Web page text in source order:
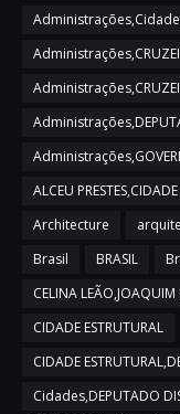
ALCEU
Architecture
Brasil
BRASIL
CELINA LEÃO,JOAQUIM
CIDADE ESTRUTURAL
CIDADE
Cidades,DEPUTADO